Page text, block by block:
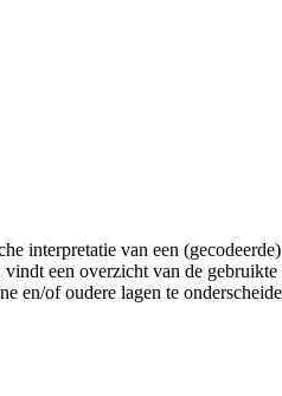
interpretatie van een
een overzicht van de
en/of oudere lagen te